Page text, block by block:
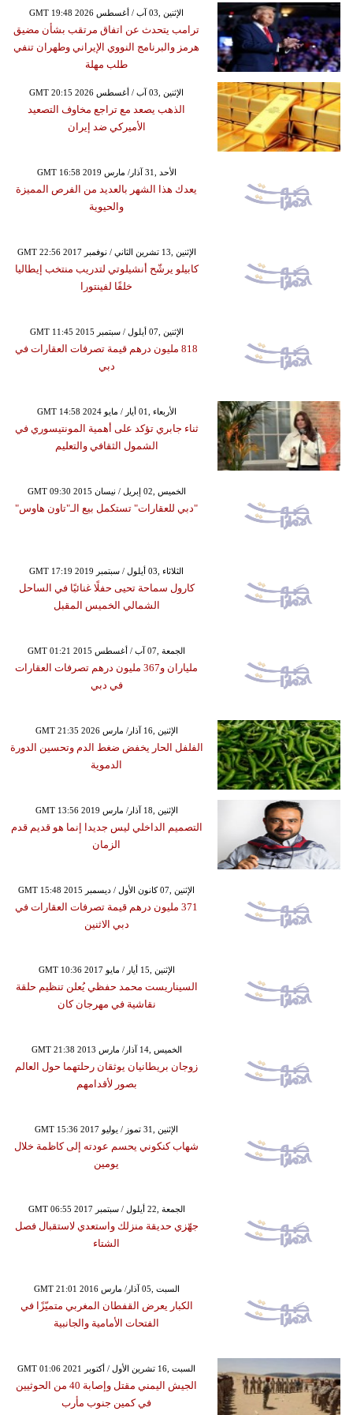
GMT 19:48 2026 الإثنين ,03 آب / أغسطس
ترامب يتحدث عن اتفاق مرتقب بشأن مضيق
هرمز والبرنامج النووي الإيراني وطهران تنفي
طلب مهلة
GMT 20:15 2026 الإثنين ,03 آب / أغسطس
الذهب يصعد مع تراجع مخاوف التصعيد
الأميركي ضد إيران
GMT 16:58 2019 الأحد ,31 آذار/ مارس
يعدك هذا الشهر بالعديد من الفرص المميزة
والحيوية
GMT 22:56 2017 الإثنين ,13 تشرين الثاني / نوفمبر
كابيلو يرشّح أنشيلوتي لتدريب منتخب إيطاليا
خلفًا لفينتورا
GMT 11:45 2015 الإثنين ,07 أيلول / سبتمبر
818 مليون درهم قيمة تصرفات العقارات في
دبي
GMT 14:58 2024 الأربعاء ,01 أيار / مايو
ثناء جابري تؤكد على أهمية المونتيسوري في
الشمول الثقافي والتعليم
GMT 09:30 2015 الخميس ,02 إبريل / نيسان
"دبي للعقارات" تستكمل بيع الـ"تاون هاوس"
GMT 17:19 2019 الثلاثاء ,03 أيلول / سبتمبر
كارول سماحة تحيى حفلًا غنائيًا في الساحل
الشمالي الخميس المقبل
GMT 01:21 2015 الجمعة ,07 آب / أغسطس
ملياران و367 مليون درهم تصرفات العقارات
في دبي
GMT 21:35 2026 الإثنين ,16 آذار/ مارس
الفلفل الحار يخفض ضغط الدم وتحسين الدورة
الدموية
GMT 13:56 2019 الإثنين ,18 آذار/ مارس
التصميم الداخلي ليس جديدا إنما هو قديم قدم
الزمان
GMT 15:48 2015 الإثنين ,07 كانون الأول / ديسمبر
371 مليون درهم قيمة تصرفات العقارات في
دبي الاثنين
GMT 10:36 2017 الإثنين ,15 أيار / مايو
السيناريست محمد حفظي يُعلن تنظيم حلقة
نقاشية في مهرجان كان
GMT 21:38 2013 الخميس ,14 آذار/ مارس
زوجان بريطانيان يوثقان رحلتهما حول العالم
بصور لأقدامهم
GMT 15:36 2017 الإثنين ,31 تموز / يوليو
شهاب كنكوني يحسم عودته إلى كاظمة خلال
يومين
GMT 06:55 2017 الجمعة ,22 أيلول / سبتمبر
جهّزي حديقة منزلك واستعدي لاستقبال فصل
الشتاء
GMT 21:01 2016 السبت ,05 آذار/ مارس
الكبار يعرض القفطان المغربي متميّزًا في
الفتحات الأمامية والجانبية
GMT 01:06 2021 السبت ,16 تشرين الأول / أكتوبر
الجيش اليمني مقتل وإصابة 40 من الحوثيين
في كمين جنوب مأرب